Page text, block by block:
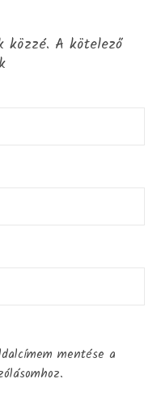
közzé. A kötelező
mentése a